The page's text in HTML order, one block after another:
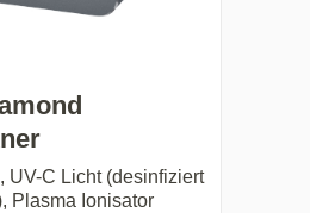
UV-C Licht (desinfiziert
Plasma Ionisator